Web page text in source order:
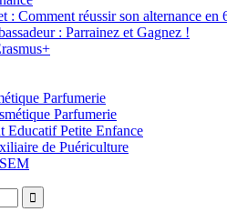
: Comment réussir son alternance en
: Parrainez et Gagnez !
Parfumerie
Parfumerie
Educatif Petite Enfance
de Puériculture